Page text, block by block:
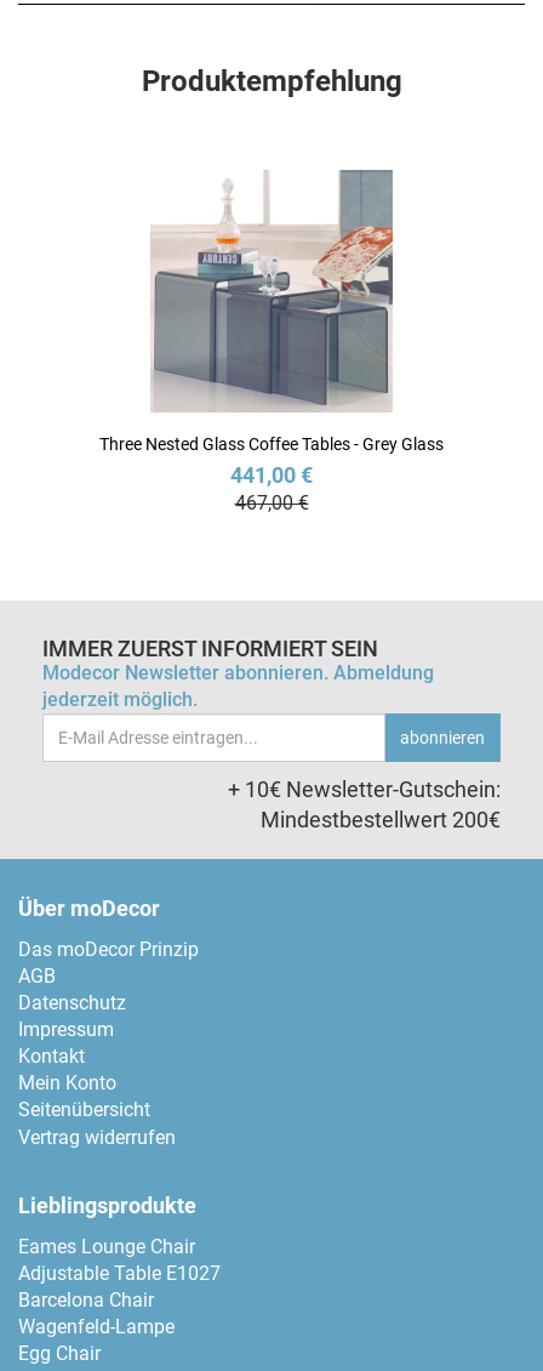
Produktempfehlung
Three Nested Glass Coffee Tables - Grey Glass
441,00 €
467,00 €
IMMER ZUERST INFORMIERT SEIN
Modecor Newsletter abonnieren. Abmeldung
jederzeit möglich.
Email-
Adresse
abonnieren
+ 10€ Newsletter-Gutschein:
Mindestbestellwert 200€
Über moDecor
Das moDecor Prinzip
AGB
Datenschutz
Impressum
Kontakt
Mein Konto
Seitenübersicht
Vertrag widerrufen
Lieblingsprodukte
Eames Lounge Chair
Adjustable Table E1027
Barcelona Chair
Wagenfeld-Lampe
Egg Chair